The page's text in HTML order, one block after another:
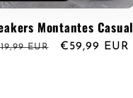
Montantes Casual
EUR
Prix
€59,99 EUR